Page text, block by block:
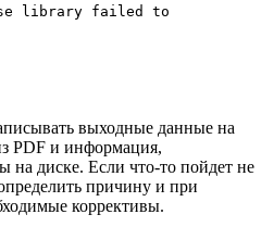
выходные данные на
PDF и информация,
на диске. Если что-то пойдет не
причину и при
коррективы.